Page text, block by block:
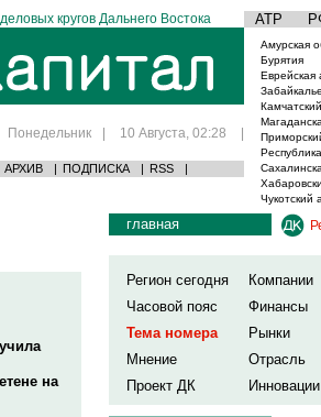
кругов Дальнего Востока АТР
Понедельник | 10 Августа, 02:28 |
АРХИВ | ПОДПИСКА | RSS |
Амурская
Бурятия
Еврейская
Чукотский
на
главная
Регион сегодня
Компании
Часовой пояс
Финансы
Тема номера
Рынки
Мнение
Отрасль
Проект ДК
Инновации